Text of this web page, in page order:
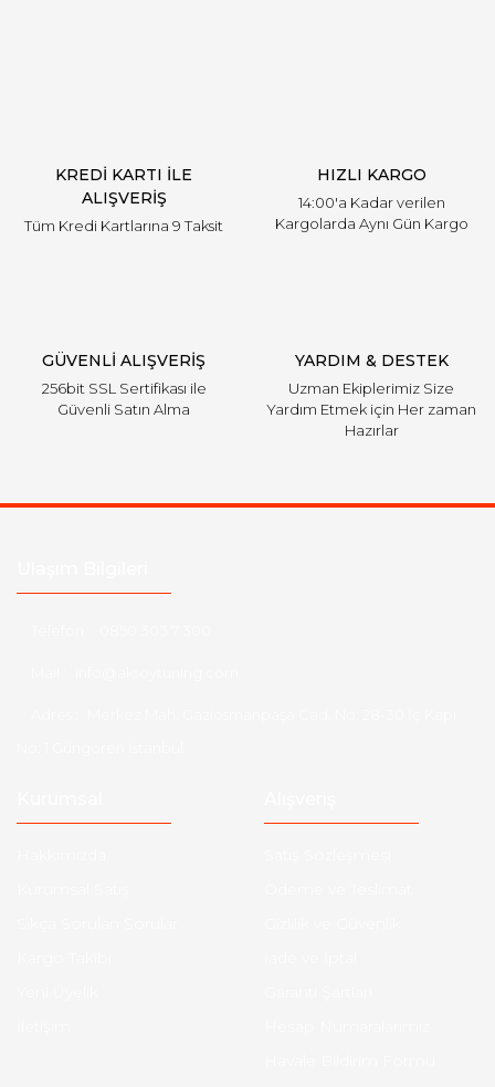
KREDİ KARTI İLE
ALIŞVERİŞ
Tüm Kredi Kartlarına 9 Taksit
HIZLI KARGO
14:00'a Kadar verilen
Kargolarda Aynı Gün Kargo
GÜVENLİ ALIŞVERİŞ
256bit SSL Sertifikası ile
Güvenli Satın Alma
YARDIM & DESTEK
Uzman Ekiplerimiz Size
Yardım Etmek için Her zaman
Hazırlar